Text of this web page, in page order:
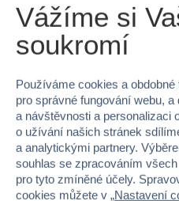
Kód produktu
Věk od
Pohlaví
Materiál
Vážíme si
soukromí
Používáme cookies a
pro správné fungování webu,
a návštěvnosti a personalizaci
o užívání našich stránek
a analytickými partnery.
souhlas se zpracováním
pro tyto zmíněné účely.
cookies můžete v „Nastavení